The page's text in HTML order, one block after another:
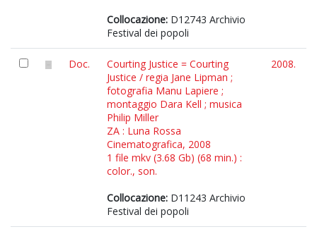
Collocazione: D12743 Archivio
Festival dei popoli
Doc.
Courting Justice = Courting
Justice / regia Jane Lipman ;
fotografia Manu Lapiere ;
montaggio Dara Kell ; musica
Philip Miller
ZA : Luna Rossa
Cinematografica, 2008
1 file mkv (3.68 Gb) (68 min.) :
color., son.
Collocazione: D11243 Archivio
Festival dei popoli
2008.